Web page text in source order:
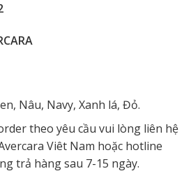
Nâu, Navy, Xanh lá, Đỏ.
theo yêu cầu vui lòng liên hệ
Viêt Nam hoặc hotline
trả hàng sau 7-15 ngày.